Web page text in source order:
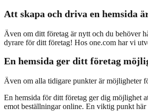
Att skapa och driva en hemsida
Även om ditt företag är nytt och du behöver
dyrare för ditt företag! Hos one.com har vi
En hemsida ger ditt företag
Även om alla tidigare punkter är möjligheter
En hemsida för ditt företag ger dig möjlighet
emot beställningar online. En viktig punkt